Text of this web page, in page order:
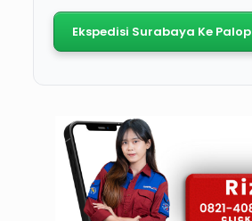
Ekspedisi Surabaya Ke Palop